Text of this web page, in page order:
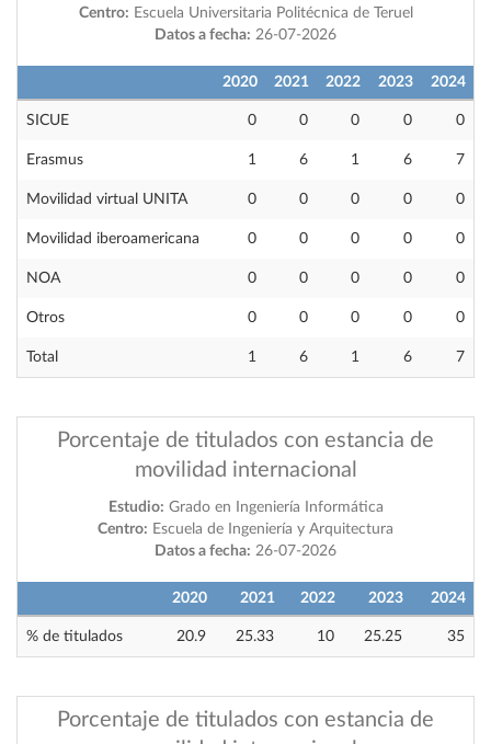
Centro: Escuela Universitaria Politécnica de Teruel
Datos a fecha: 26-07-2026
2020 2021 2022 2023 2024
SICUE 0 0 0 0 0
Erasmus 1 6 1 6 7
Movilidad virtual UNITA 0 0 0 0 0
Movilidad iberoamericana 0 0 0 0 0
NOA 0 0 0 0 0
Otros 0 0 0 0 0
Total 1 6 1 6 7
Porcentaje de titulados con estancia de
movilidad internacional
Estudio: Grado en Ingeniería Informática
Centro: Escuela de Ingeniería y Arquitectura
Datos a fecha: 26-07-2026
2020 2021 2022 2023 2024
% de titulados 20.9 25.33 10 25.25 35
Porcentaje de titulados con estancia de